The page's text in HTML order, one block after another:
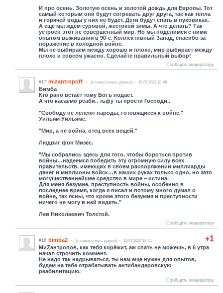
И про осень. Золотую осень и золотой дождь для Европы. Тот
самый которым они будут согревать друг друга, так как тепла
и горячей воды у них не будет. Дети будут спать в пуховиках.
А ещё мы ждём суровой, жестокой зимы. А что делать? Так
устроен этот не совершённый мир. Но мы поделимся с ними
опытом выживания в 90-е. Коллективный Запад, спасибо за
поражение в холодной войне.
Мы не выбираем между хорошо и плохо, мир выбирает между
плохо и совсем ужасно. Сделайте правильный выбор!
Сообщить модератору
#17 mizantropoff (c нами очень давно) 10.07.2022 20:40
Бимба
Кто рано встаёт тому Богъ подаёт.
А что касаемо реаби.. тьфу ты прости Господи..
"Свободу не лелеют народы, готовящиеся к войне."
Уильям Уильямс.
"Мир, а не война, отец всех вещей."
Людвиг фон Мизес.
"Мы собрались здесь для того, чтобы бороться против
войны…надеемся победить эту огромную силу всех
правительств, имеющих в своем распоряжении миллиарды
денег и миллионы войск…в наших руках только одно, но зато
могущественнейшее средство в мире – истина.
Для меня безумие, преступность войны, особенно в
последнее время, когда я писал и потому много думал о
войне, так ясны, что кроме этого безумия и преступности
ничего не могу в ней видеть."
Лев Николаевич Толстой.
Сообщить модератору
+1
#16 bimba2 (c нами очень давно) 10.07.2022 15:11
МиZантропов, как тебя корёжит, аж спать не можешь, в 6 утра
начал строчить коммент.
Не надо так надрываться, ты нам еще нужен для опытов,
будем на тебе отрабатывать антибандеровскую
реабилитацию.
Сообщить модератору